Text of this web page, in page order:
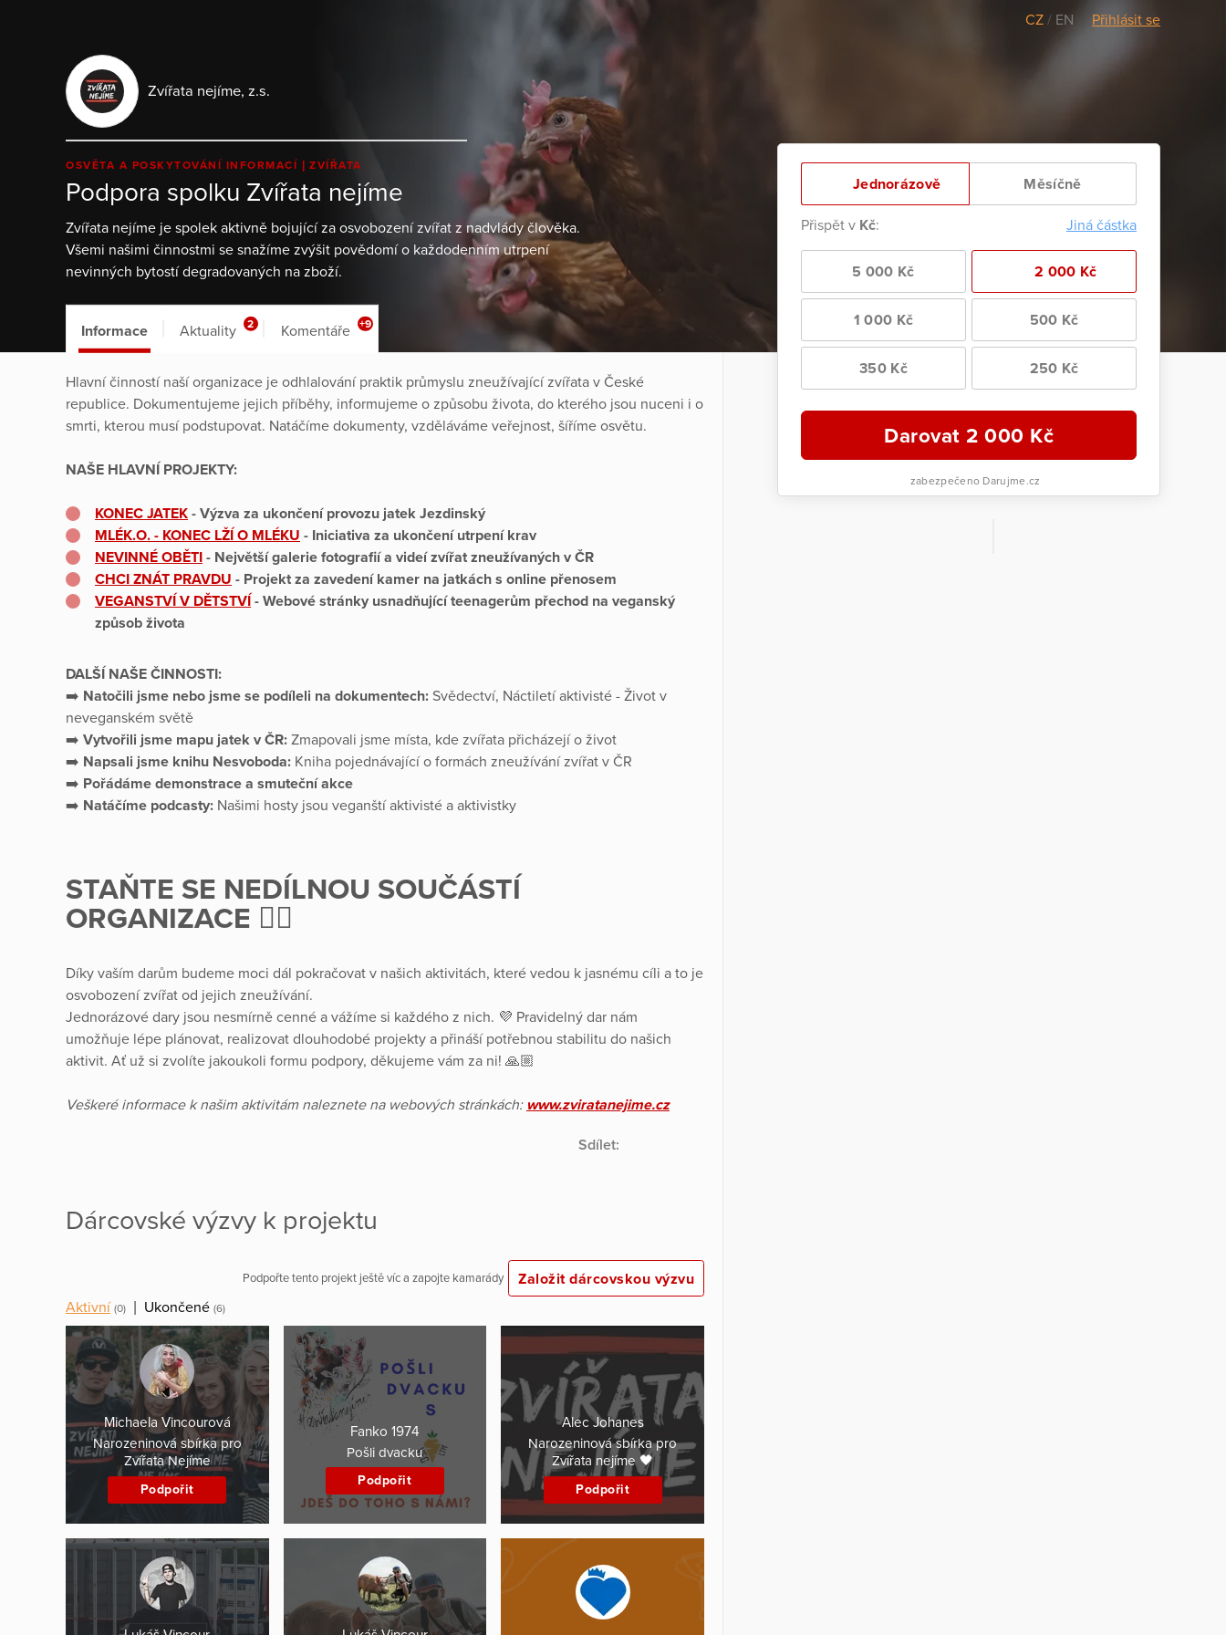
CZ / EN Přihlásit se
Zvířata nejíme, z.s.
OSVĚTA A POSKYTOVÁNÍ INFORMACÍ ZVÍŘATA
Podpora spolku Zvířata nejíme
Zvířata nejíme je spolek aktivně bojující za osvobození zvířat z nadvlády člověka.
Všemi našimi činnostmi se snažíme zvýšit povědomí o každodenním utrpení
nevinných bytostí degradovaných na zboží.
Jednorázově Měsíčně
Přispět v Kč: Jiná částka
5 000 Kč 2 000 Kč
1 000 Kč 500 Kč
350 Kč 250 Kč
Darovat 2 000 Kč
zabezpečeno Darujme.cz
Informace Aktuality 2 Komentáře +9
Hlavní činností naší organizace je odhlalování praktik průmyslu zneužívající zvířata v České
republice. Dokumentujeme jejich příběhy, informujeme o způsobu života, do kterého jsou nuceni i o
smrti, kterou musí podstupovat. Natáčíme dokumenty, vzděláváme veřejnost, šíříme osvětu.
NAŠE HLAVNÍ PROJEKTY:
KONEC JATEK - Výzva za ukončení provozu jatek Jezdinský
MLÉK.O. - KONEC LŽÍ O MLÉKU - Iniciativa za ukončení utrpení krav
NEVINNÉ OBĚTI - Největší galerie fotografií a videí zvířat zneužívaných v ČR
CHCI ZNÁT PRAVDU - Projekt za zavedení kamer na jatkách s online přenosem
VEGANSTVÍ V DĚTSTVÍ - Webové stránky usnadňující teenagerům přechod na veganský
způsob života
DALŠÍ NAŠE ČINNOSTI:
➡️ Natočili jsme nebo jsme se podíleli na dokumentech: Svědectví, Náctiletí aktivisté - Život v
neveganském světě
➡️ Vytvořili jsme mapu jatek v ČR: Zmapovali jsme místa, kde zvířata přicházejí o život
➡️ Napsali jsme knihu Nesvoboda: Kniha pojednávající o formách zneužívání zvířat v ČR
➡️ Pořádáme demonstrace a smuteční akce
➡️ Natáčíme podcasty: Našimi hosty jsou veganští aktivisté a aktivistky
STAŇTE SE NEDÍLNOU SOUČÁSTÍ
ORGANIZACE ✌🏼
Díky vaším darům budeme moci dál pokračovat v našich aktivitách, které vedou k jasnému cíli a to je
osvobození zvířat od jejich zneužívání.
Jednorázové dary jsou nesmírně cenné a vážíme si každého z nich. 💜 Pravidelný dar nám
umožňuje lépe plánovat, realizovat dlouhodobé projekty a přináší potřebnou stabilitu do našich
aktivit. Ať už si zvolíte jakoukoli formu podpory, děkujeme vám za ni! 🙏🏼
Veškeré informace k našim aktivitám naleznete na webových stránkách: www.zviratanejime.cz
Sdílet:
Dárcovské výzvy k projektu
Podpořte tento projekt ještě víc a zapojte kamarády
Založit dárcovskou výzvu
Aktivní (0) Ukončené (6)
Michaela Vincourová
Narozeninová sbírka pro
Zvířata Nejíme
Podpořit
Fanko 1974
Pošli dvacku
Podpořit
Alec Johanes
Narozeninová sbírka pro
Zvířata nejíme 🖤
Podpořit